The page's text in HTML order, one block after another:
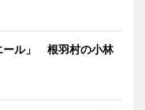
ール」 根羽村の小林